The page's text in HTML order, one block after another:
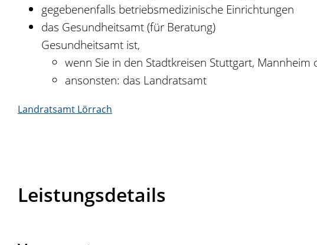
gegebenenfalls betriebsmedizinische Einrichtungen
das Gesundheitsamt (für Beratung)
Gesundheitsamt ist,
wenn Sie in den Stadtkreisen Stuttgart,
ansonsten: das Landratsamt
Landratsamt Lörrach
Leistungsdetails